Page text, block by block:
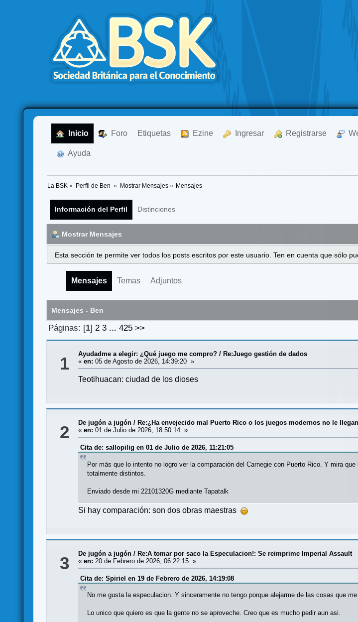
Inicio Foro Etiquetas Ezine Ingresar Registrarse
Ayuda
La BSK » Perfil de Ben » Mostrar Mensajes» Mensajes
Información del Perfil Distinciones
Mostrar Mensajes
Esta sección te permite ver todos los posts escritos por este usuario. Ten en cuenta que sólo
Mensajes Temas Adjuntos
Mensajes - Ben
Páginas: [1] 2 3 ... 425 >>
1 Ayudadme a elegir: ¿Qué juego me compro? / Re:Juego gestión de dados
«en: 05 de Agosto de 2026, 14:39:20 »
Teotihuacan: ciudad de los dioses
2 De jugón a jugón / Re:¿Ha envejecido mal Puerto Rico o los juegos modernos no le
«en: 01 de Julio de 2026, 18:50:14 »
Cita de: sallopilig en 01 de Julio de 2026, 11:21:05
Por más que lo intento no logro ver la comparación del Carnegie con Puerto Rico. Y mira
totalmente distintos.
Enviado desde mi 22101320G mediante Tapatalk
Si hay comparación: son dos obras maestras
3 De jugón a jugón / Re:A tomar por saco la Especulacion!: Se reimprime Imperial Assault
«en: 20 de Febrero de 2026, 06:22:15 »
Cita de: Spiriel en 19 de Febrero de 2026, 14:19:08
No me gusta la especulacion. Y sinceramente no tengo porque alejarme de las cosas que
Lo unico que quiero es que la gente no se aproveche. Creo que es mucho pedir aun asi.